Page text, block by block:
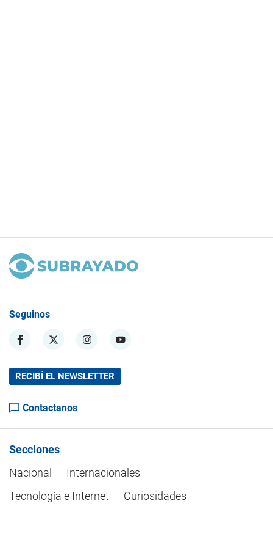
Seguinos
RECIBÍ EL NEWSLETTER
Contactanos
Secciones
Nacional
Internacionales
Tecnología e Internet
Curiosidades